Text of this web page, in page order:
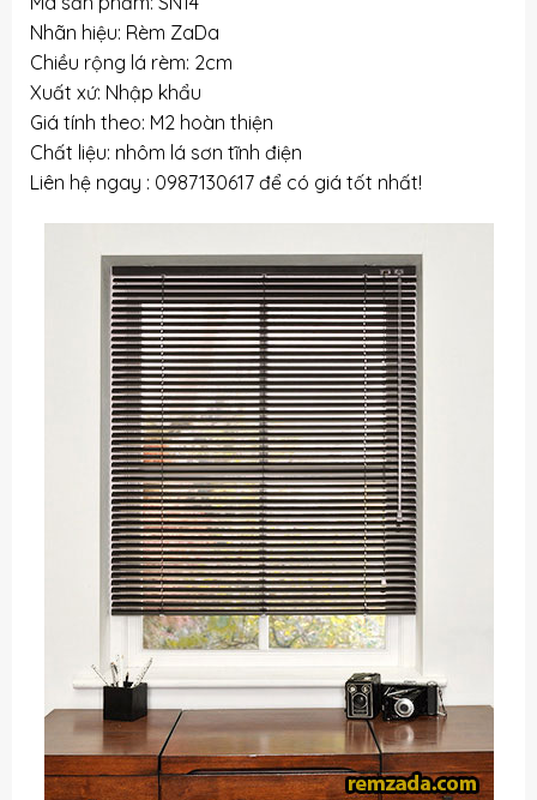
Nhãn hiệu: Rèm ZaDa
Chiều rộng lá rèm: 2cm
Xuất xứ: Nhập khẩu
Giá tính theo: M2 hoàn thiện
Chất liệu: nhôm lá sơn tĩnh điện
Liên hệ ngay : 0987130617 để có giá tốt nhất!